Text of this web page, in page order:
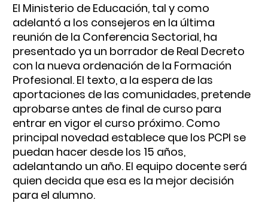
El Ministerio de Educación, tal y como
adelantó a los consejeros en la última
reunión de la Conferencia Sectorial, ha
presentado ya un borrador de Real Decreto
con la nueva ordenación de la Formación
Profesional. El texto, a la espera de las
aportaciones de las comunidades, pretende
aprobarse antes de final de curso para
entrar en vigor el curso próximo. Como
principal novedad establece que los PCPI se
puedan hacer desde los 15 años,
adelantando un año. El equipo docente será
quien decida que esa es la mejor decisión
para el alumno.